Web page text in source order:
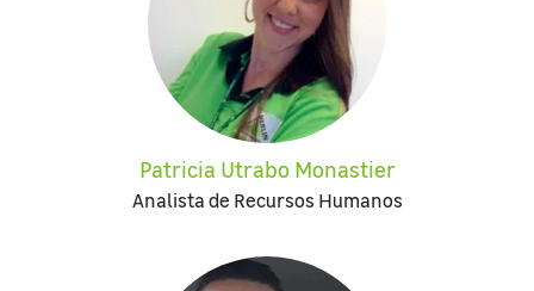
Patricia Utrabo Monastier
Analista de Recursos Humanos